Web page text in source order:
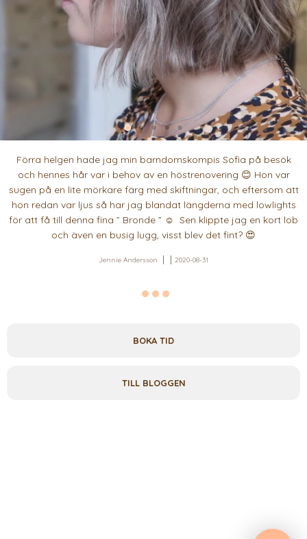
Förra helgen hade jag min barndomskompis Sofia på besök
och hennes hår var i behov av en höstrenovering 😊 Hon var
sugen på en lite mörkare färg med skiftningar, och eftersom att
hon redan var ljus så har jag blandat längderna med lowlights
för att få till denna fina ” Bronde ” ☺️ Sen klippte jag en kort lob
och även en busig lugg, visst blev det fint? 😍
Jennie Andersson 2020-08-31
BOKA TID
TILL BLOGGEN